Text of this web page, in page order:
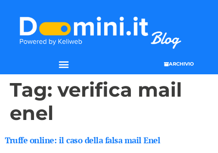
ARCHIVIO
Tag: verifica mail
enel
Truffe online: il caso della falsa mail Enel